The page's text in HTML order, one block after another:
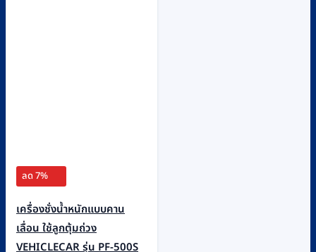
ลด 7%
เครื่องชั่งน้ำหนักแบบคาน
เลื่อน ใช้ลูกตุ้มถ่วง
VEHICLECAR รุ่น PF-500S